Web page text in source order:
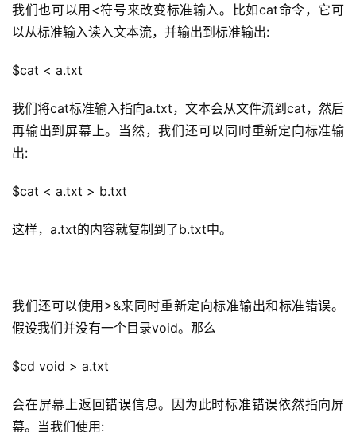
公
答
社
我们也可以用<符号来改变标准输入。比如cat命令，它可
以从标准输入读入文本流， 并输出到标准输出:
$cat < a.txt
我们将cat标准输入指向a.txt，文本会从文件流到cat，然后
再输出到屏幕上。当然，我们还可以同时重新定向标准输
出:
$cat < a.txt > b.txt
这样，a.txt的内容就复制到了b.txt中。
我们还可以使用>&来同时重新定向标准输出和标准错误。
假设我们并没有一个目录void。那么
$cd void > a.txt
会在屏幕上返回错误信息。因为此时标准错误依然指向屏
幕。当我们使用: